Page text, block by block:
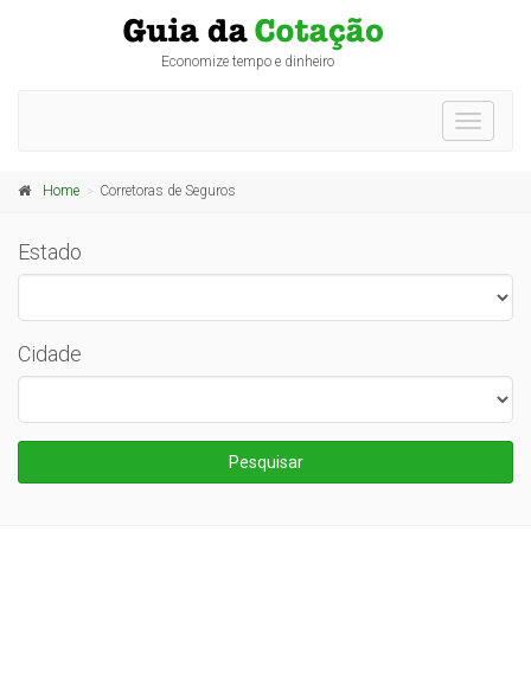
Economize tempo e dinheiro
Toggle
Home Corretoras de Seguros
Estado
Cidade
Pesquisar